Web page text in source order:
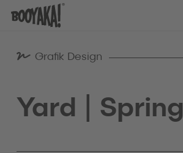
Grafik Design
Yard | Spring